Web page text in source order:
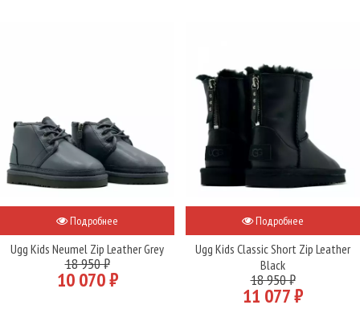
Подробнее
Ugg Kids Neumel Zip Leather Grey
18 950 ₽
10 070 ₽
Подробнее
Ugg Kids Classic Short Zip Leather
Black
18 950 ₽
11 077 ₽